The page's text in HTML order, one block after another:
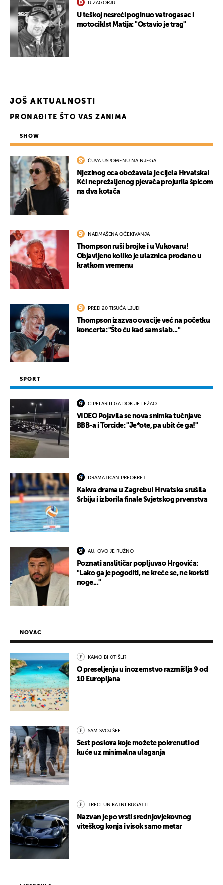
U ZAGORJU
U teškoj nesreći poginuo vatrogasac i
motociklst Matija: "Ostavio je trag"
JOŠ AKTUALNOSTI
PRONAĐITE ŠTO VAS ZANIMA
SHOW
ČUVA USPOMENU NA NJEGA
Njezinog oca obožavala je cijela Hrvatska!
Kći neprežaljenog pjevača projurila špicom
na dva kotača
NADMAŠENA OČEKIVANJA
Thompson ruši brojke i u Vukovaru!
Objavljeno koliko je ulaznica prodano u
kratkom vremenu
PRED 20 TISUĆA LJUDI
Thompson izazvao ovacije već na početku
koncerta: "Što ću kad sam slab..."
SPORT
CIPELARILI GA DOK JE LEŽAO
VIDEO Pojavila se nova snimka tučnjave
BBB-a i Torcide: "Je*ote, pa ubit će ga!"
DRAMATIČAN PREOKRET
Kakva drama u Zagrebu! Hrvatska srušila
Srbiju i izborila finale Svjetskog prvenstva
AU, OVO JE RUŽNO
Poznati analitičar popljuvao Hrgovića:
"Lako ga je pogoditi, ne kreće se, ne koristi
noge..."
NOVAC
KAMO BI OTIŠLI?
O preseljenju u inozemstvo razmišlja 9 od
10 Europljana
SAM SVOJ ŠEF
Šest poslova koje možete pokrenuti od
kuće uz minimalna ulaganja
TREĆI UNIKATNI BUGATTI
Nazvan je po vrsti srednjovjekovnog
viteškog konja i visok samo metar
UKLJUČITE NOTIFIKACIJE